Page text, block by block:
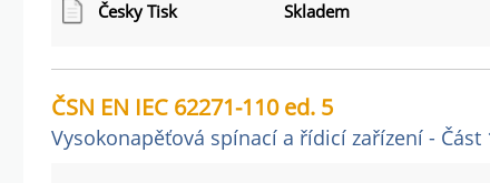
Česky Tisk Skladem
ČSN EN IEC 62271-110 ed. 5
Vysokonapěťová spínací a řídicí zařízení -